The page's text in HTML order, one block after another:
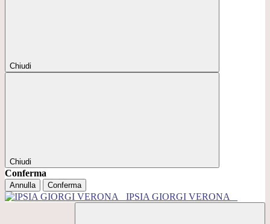
Chiudi
Chiudi
Conferma
Annulla Conferma
IPSIA GIORGI VERONA